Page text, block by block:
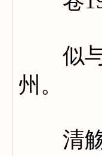
似与
州。
清觞